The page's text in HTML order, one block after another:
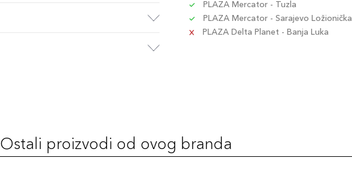
PLAZA Mercator - Tuzla
PLAZA Mercator - Sarajevo Ložionička
PLAZA Delta Planet - Banja Luka
Ostali proizvodi od ovog branda